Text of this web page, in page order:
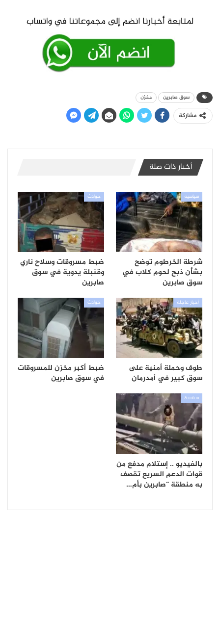
سوق صابرين مخزن
مشاركة
أخبار ذات صلة
سياسية
شرطة الخرطوم توضح
بشأن ذبح لحوم كلاب في
سوق صابرين
حوادث
ضبط مسروقات وسلاح ناري
وقنبلة يدوية في سوق
صابرين
أخبار عاجلة
طوف وحملة أمنية على
سوق كبير في أمدرمان
حوادث
ضبط أكبر مخزن للمسروقات
في سوق صابرين
سياسية
بالفيديو .. إستلام مدفع من
قوات الدعم السريع تقصف
به منطقة “صابرين بأم…